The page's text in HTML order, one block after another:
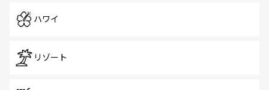
ハワイ
リゾート